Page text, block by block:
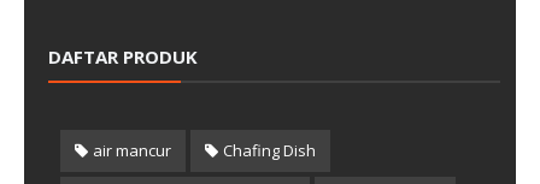
DAFTAR PRODUK
air mancur Chafing Dish